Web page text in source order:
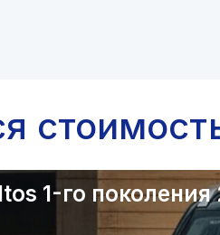
1-го поколения